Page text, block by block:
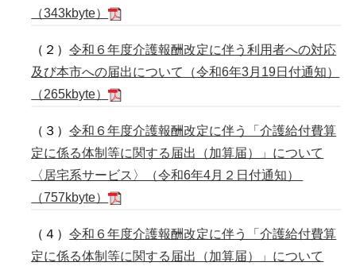
（343kbyte）
（２）令和６年度介護報酬改定に伴う利用者への対応
及び本市への届出について（令和6年3月19日付通知）
（265kbyte）
（３）令和６年度介護報酬改定に伴う「介護給付費算
定に係る体制等に関する届出（加算届）」について
〈居宅系サービス〉（令和6年4月２日付通知）
（757kbyte）
（４）令和６年度介護報酬改定に伴う「介護給付費算
定に係る体制等に関する届出（加算届）」について